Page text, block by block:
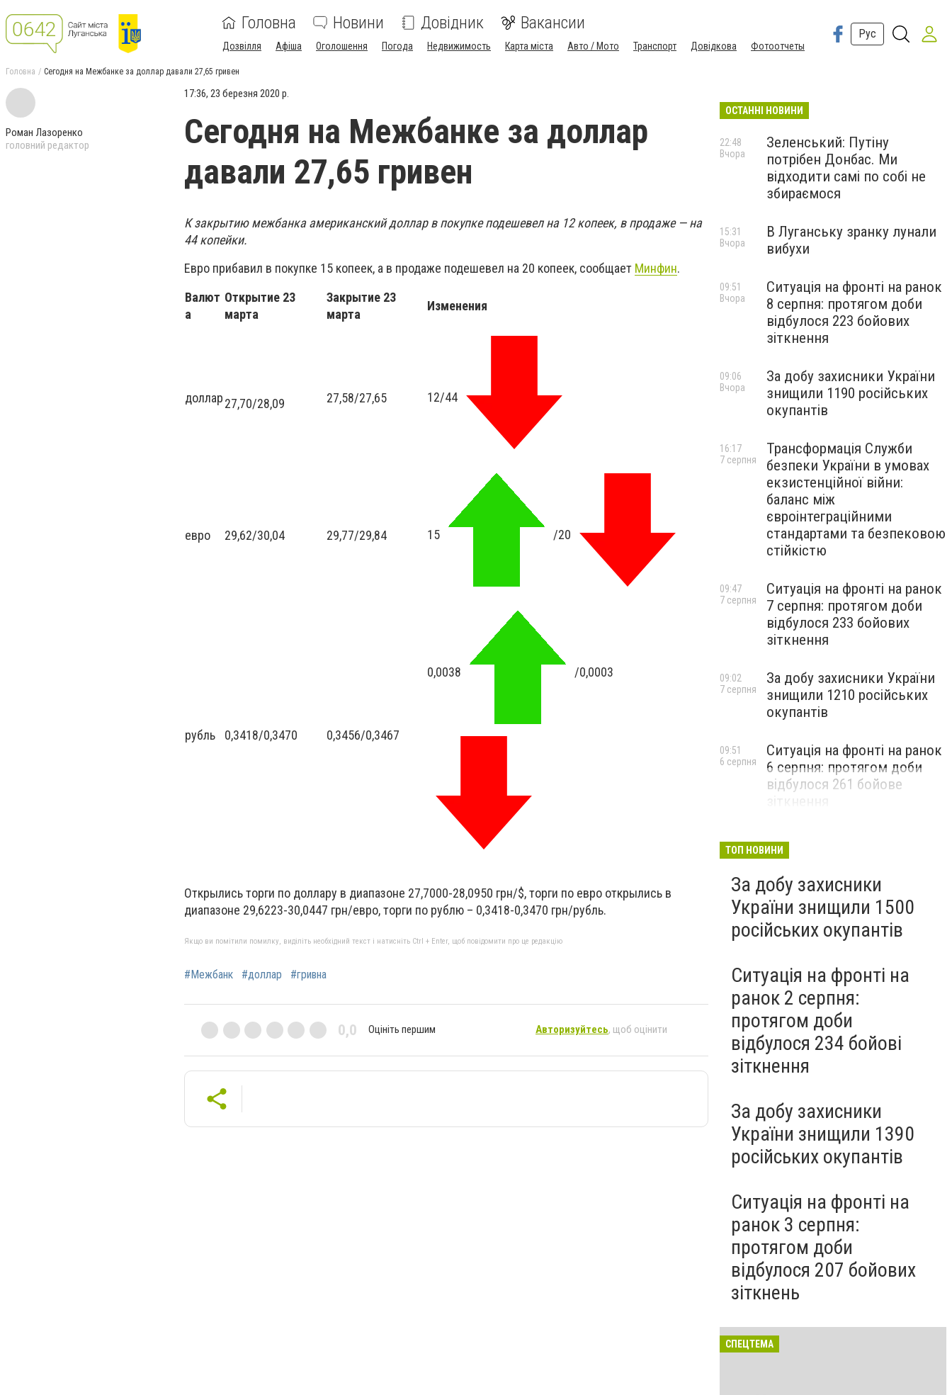
Головна Новини Довідник Вакансии
Дозвілля Афіша Оголошення Погода Недвижимость Карта міста Авто / Мото Транспорт Довідкова Фотоотчеты
Рус
Головна Сегодня на Межбанке за доллар давали 27,65 гривен
Роман Лазоренко
головний редактор
17:36, 23 березня 2020 р.
Сегодня на Межбанке за доллар
давали 27,65 гривен
К закрытию межбанка американский доллар в покупке подешевел на 12 копеек, в продаже — на
44 копейки.
Евро прибавил в покупке 15 копеек, а в продаже подешевел на 20 копеек, сообщает Минфин.
Валют
а
Открытие 23
марта
Закрытие 23
марта
Изменения
доллар27,70/28,09 27,58/27,65 12/44
евро 29,62/30,04 29,77/29,84 15 /20
рубль 0,3418/0,3470 0,3456/0,3467
0,0038 /0,0003
Открылись торги по доллару в диапазоне 27,7000-28,0950 грн/$, торги по евро открылись в
диапазоне 29,6223-30,0447 грн/евро, торги по рублю – 0,3418-0,3470 грн/рубль.
Якщо ви помітили помилку, виділіть необхідний текст і натисніть Ctrl + Enter, щоб повідомити про це редакцію
#Межбанк #доллар #гривна
0,0 Оцініть першим Авторизуйтесь, щоб оцінити
ОСТАННІ НОВИНИ
Зеленський: Путіну
потрібен Донбас. Ми
відходити самі по собі не
збираємося
22:48
Вчора
В Луганську зранку лунали
вибухи
15:31
Вчора
Ситуація на фронті на ранок
8 серпня: протягом доби
відбулося 223 бойових
зіткнення
09:51
Вчора
За добу захисники України
знищили 1190 російських
окупантів
09:06
Вчора
Трансформація Служби
безпеки України в умовах
екзистенційної війни:
баланс між
євроінтеграційними
стандартами та безпековою
стійкістю
16:17
7 серпня
Ситуація на фронті на ранок
7 серпня: протягом доби
відбулося 233 бойових
зіткнення
09:47
7 серпня
За добу захисники України
знищили 1210 російських
окупантів
09:02
7 серпня
Ситуація на фронті на ранок
6 серпня: протягом доби
відбулося 261 бойове
09:51
6 серпня
ТОП НОВИНИ
За добу захисники
України знищили 1500
російських окупантів
Ситуація на фронті на
ранок 2 серпня:
протягом доби
відбулося 234 бойові
зіткнення
За добу захисники
України знищили 1390
російських окупантів
Ситуація на фронті на
ранок 3 серпня:
протягом доби
відбулося 207 бойових
зіткнень
СПЕЦТЕМА